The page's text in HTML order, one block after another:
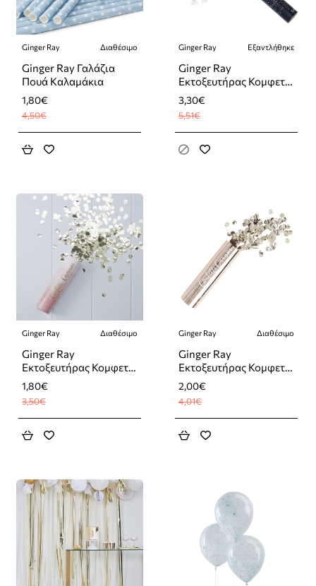
-60%
Ginger Ray Διαθέσιμο
Ginger Ray Γαλάζια
Πουά Καλαμάκια
1,80€
4,50€
-40%
Εξαντλήθηκε
Ginger Ray Εξαντλήθηκε
Ginger Ray
Εκτοξευτήρας Κομφετί
Ιριδίζον
3,30€
5,51€
-49%
Ginger Ray Διαθέσιμο
Ginger Ray
Εκτοξευτήρας Κομφετί
Ροζ
1,80€
3,50€
-50%
Ginger Ray Διαθέσιμο
Ginger Ray
Εκτοξευτήρας Κομφετί
Χρυσό
2,00€
4,01€